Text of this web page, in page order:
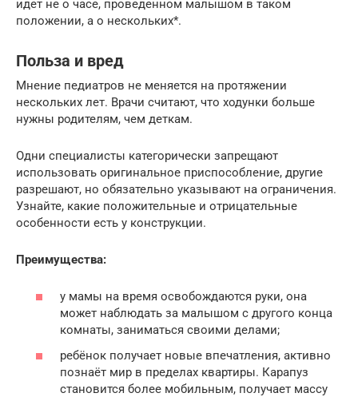
идет не о часе, проведенном малышом в таком
положении, а о нескольких*.
Польза и вред
Мнение педиатров не меняется на протяжении
нескольких лет. Врачи считают, что ходунки больше
нужны родителям, чем деткам.
Одни специалисты категорически запрещают
использовать оригинальное приспособление, другие
разрешают, но обязательно указывают на ограничения.
Узнайте, какие положительные и отрицательные
особенности есть у конструкции.
Преимущества:
у мамы на время освобождаются руки, она
может наблюдать за малышом с другого конца
комнаты, заниматься своими делами;
ребёнок получает новые впечатления, активно
познаёт мир в пределах квартиры. Карапуз
становится более мобильным, получает массу